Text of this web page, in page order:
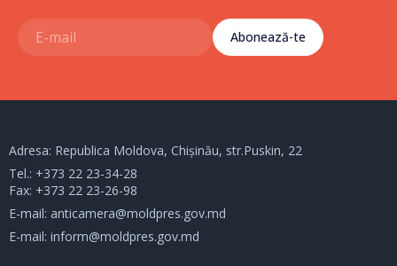
Abonează-te
Adresa: Republica Moldova, Chișinău, str.Puskin, 22
Tel.: +373 22 23-34-28
Fax: +373 22 23-26-98
E-mail: anticamera@moldpres.gov.md
E-mail: inform@moldpres.gov.md